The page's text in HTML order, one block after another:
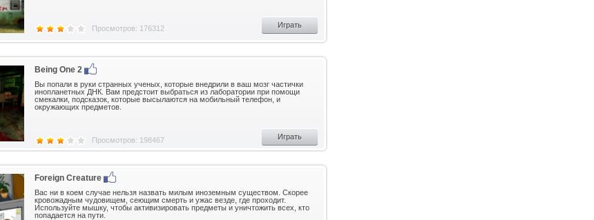
Просмотров: 176312 Играть
Being One 2
Вы попали в руки странных ученых, которые внедрили в ваш мозг частички
инопланетных ДНК. Вам предстоит выбраться из лаборатории при помощи
смекалки, подсказок, которые высылаются на мобильный телефон, и
окружающих предметов.
Просмотров: 198467 Играть
Foreign Creature
Вас ни в коем случае нельзя назвать милым иноземным существом. Скорее
кровожадным чудовищем, сеющим смерть и ужас везде, где проходит.
Используйте мышку, чтобы активизировать предметы и уничтожить всех, кто
попадается на пути.